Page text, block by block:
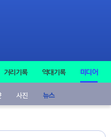
거리기록 역대기록 미디어
사진 뉴스